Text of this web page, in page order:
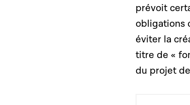
prévoit
obligations
éviter la
titre de «
du projet